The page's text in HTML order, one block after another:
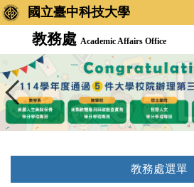
國立臺中科技大學
教務處 Academic Affairs Office
教務處選單